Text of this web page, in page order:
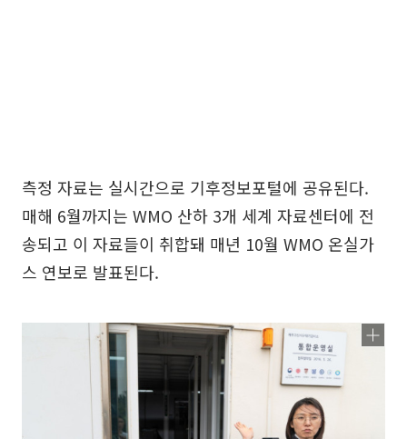
측정 자료는 실시간으로 기후정보포털에 공유된다.
매해 6월까지는 WMO 산하 3개 세계 자료센터에 전
송되고 이 자료들이 취합돼 매년 10월 WMO 온실가
스 연보로 발표된다.